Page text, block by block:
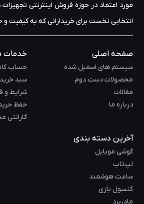
مورد اعتماد در حوزه‌ فروش اینترنتی
انتخابی نخست برای خریدارانی که به
صفحه اصلی
سیستم های اسمبل شده
محصولات دست دوم
مقالات
درباره ما
خدمات
حساب
سبد خرید
شرایط و
حفظ
گارانتی
آخرین دسته بندی
گوشی موبایل
لپ‌تاب
ساعت هوشمند
کنسول بازی
مادربرد